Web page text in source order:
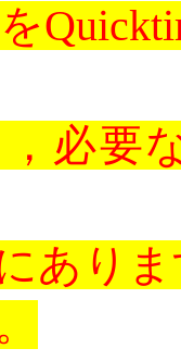
必要
あり